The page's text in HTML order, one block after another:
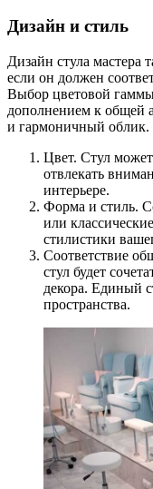
Дизайн и стиль
Дизайн стула мастера
если он должен
Выбор цветовой гаммы
дополнением к общей
и гармоничный облик.
Цвет. Стул
отвлекать
интерьере.
Форма и стиль.
или
стилистики
Соответствие
стул будет
декора. Единый
пространства.